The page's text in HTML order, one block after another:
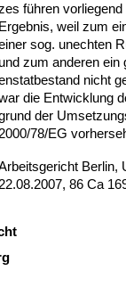
führen
Er­geb­nis, weil zum
sog. un­ech­ten
und zum an­de­ren
nicht
die Ent­wick­lung
der
2000/78/EG
Berlin,
22.08.2007, 86 Ca